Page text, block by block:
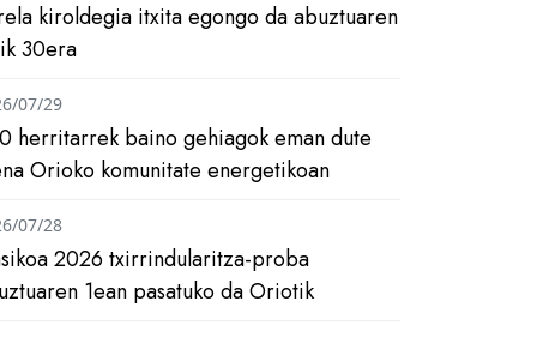
kiroldegia itxita egongo da abuztuaren
30era
herritarrek baino gehiagok eman dute
Orioko komunitate energetikoan
07/29
2026 txirrindularitza-proba
1ean pasatuko da Oriotik
07/28